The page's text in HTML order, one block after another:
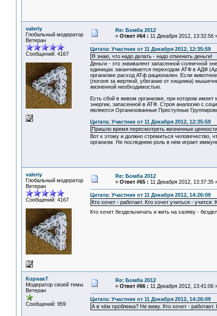
valeriy
Глобальный модератор
Ветеран
Сообщений: 4167
Re: Бомба 2012
« Ответ #64 : 11 Декабря 2012, 13:32:56
Цитата: Участник от 11 Декабря 2012, 12:35:59
Я знаю, что надо делать - надо отменить деньги!
Деньги - это эквивалент запасенной солнечной
единицах заканчивается переходом АТФ в АДФ
организме расход АТф рационален. Если
(погоня за жертвой, убегание от хищника)
жизненной необходимостью.
Есть сбой в живом организме, при котором
энергии, запасенной в АТФ. Строя аналогию с
являются Организованные Преступные
Цитата: Участник от 11 Декабря 2012, 12:35:59
Пришло время пересмотреть жизненные
Вот к этому и должно стремиться человечество,
организм. Не последнюю роль в нем играет
valeriy
Глобальный модератор
Ветеран
Сообщений: 4167
Re: Бомба 2012
« Ответ #65 : 11 Декабря 2012, 13:37:35
Цитата: Участник от 11 Декабря 2012, 14:26:09
Кто хочет - работает. Кто хочет учиться -
Кто хочет бездельничать и жить на халяву -
Корнак7
Модератор своей темы
Ветеран
Сообщений: 959
Re: Бомба 2012
« Ответ #66 : 11 Декабря 2012, 13:41:06
Цитата: Участник от 11 Декабря 2012, 14:26:09
А в чём проблема? Не вижу. Кто хочет - работает.